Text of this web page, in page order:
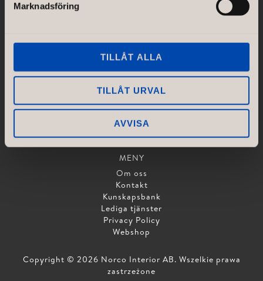
Marknadsföring
TILLÅT ALLA
TILLÅT URVAL
AVVISA
TJÄNSTER
Koncept & design
Produktion
Kvalitetskontroll
Montering & Installation
Projekt & process
MENY
Om oss
Kontakt
Kunskapsbank
Lediga tjänster
Privacy Policy
Webshop
Copyright © 2026 Norco Interior AB. Wszelkie prawa
zastrzeżone